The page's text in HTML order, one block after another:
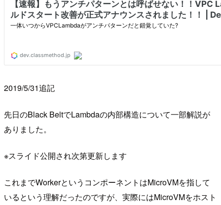
2019/5/31追記
先日のBlack BeltでLambdaの内部構造について一部解説が
ありました。
※スライド公開され次第更新します
これまでWorkerというコンポーネントはMicroVMを指して
いるという理解だったのですが、実際にはMicroVMをホスト